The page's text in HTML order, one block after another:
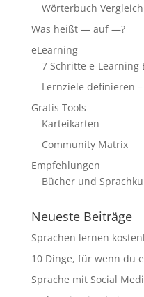
Wörterbuch Vergleich
Was heißt — auf —?
eLearning
7 Schritte e-Learning
Lernziele definieren
Gratis Tools
Karteikarten
Community Matrix
Empfehlungen
Bücher und
Neueste Beiträge
Sprachen lernen
10 Dinge, für wenn du
Sprache mit Social